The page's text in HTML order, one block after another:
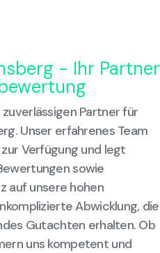
- Ihr Partner
Partner für
Unser erfahrenes Team
Verfügung und legt
sowie
auf unsere hohen
Abwicklung, die
Gutachten erhalten. Ob
uns kompetent und